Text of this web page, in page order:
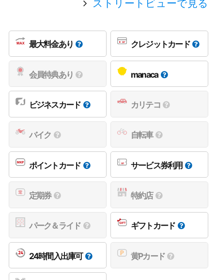
ストリートビューで見る
最大料金あり クレジットカード
会員特典あり manaca
ビジネスカード カリテコ
バイク 自転車
ポイントカード サービス券利用
定期券 特約店
パーク＆ライド ギフトカード
24時間入出庫可 黄Pカード